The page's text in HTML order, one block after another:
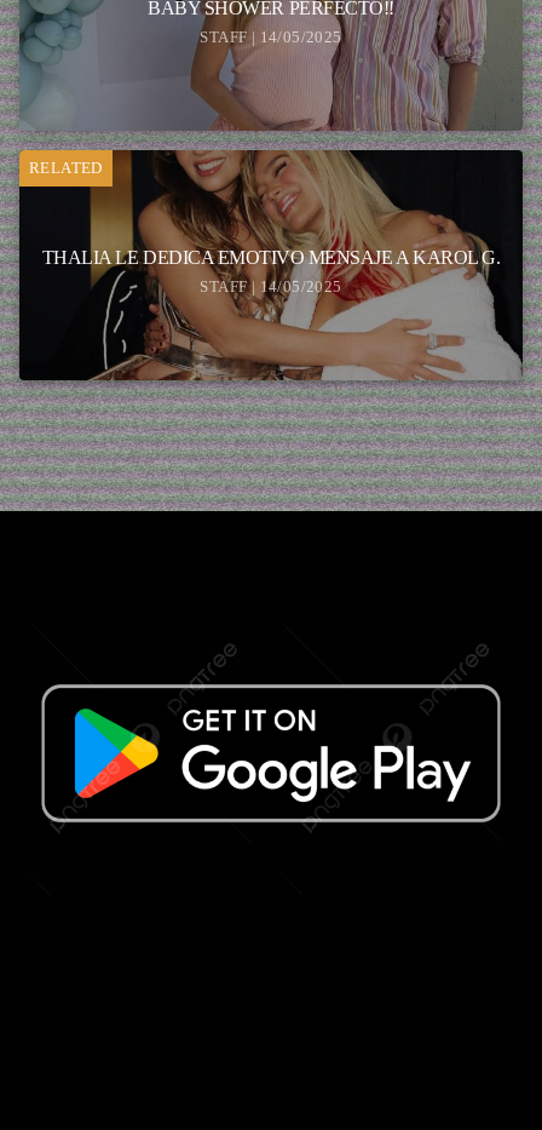
BABY SHOWER PERFECTO!!
STAFF | 14/05/2025
RELATED
THALIA LE DEDICA EMOTIVO MENSAJE A KAROL G.
STAFF | 14/05/2025